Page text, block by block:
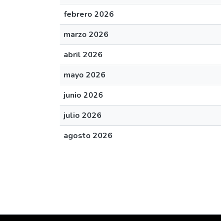
febrero 2026
marzo 2026
abril 2026
mayo 2026
junio 2026
julio 2026
agosto 2026